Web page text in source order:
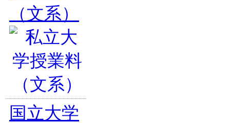
（文系）
国立大学